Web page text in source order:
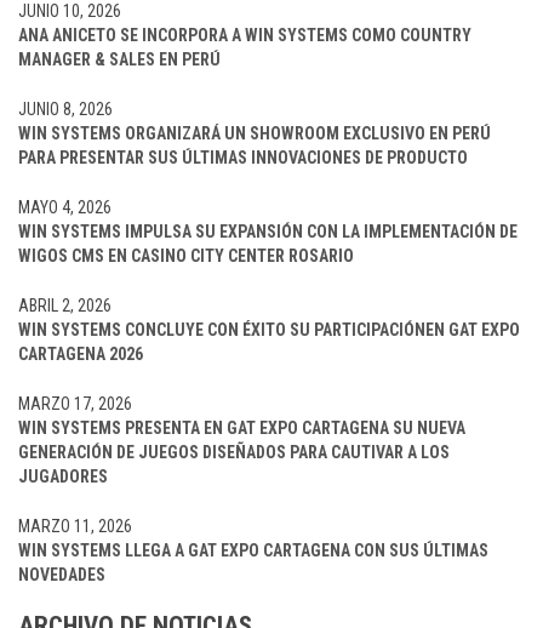
ANA ANICETO SE INCORPORA A WIN SYSTEMS COMO COUNTRY
MANAGER & SALES EN PERÚ
JUNIO 10, 2026
WIN SYSTEMS ORGANIZARÁ UN SHOWROOM EXCLUSIVO EN PERÚ
PARA PRESENTAR SUS ÚLTIMAS INNOVACIONES DE PRODUCTO
JUNIO 8, 2026
WIN SYSTEMS IMPULSA SU EXPANSIÓN CON LA IMPLEMENTACIÓN DE
WIGOS CMS EN CASINO CITY CENTER ROSARIO
MAYO 4, 2026
WIN SYSTEMS CONCLUYE CON ÉXITO SU PARTICIPACIÓNEN GAT EXPO
CARTAGENA 2026
ABRIL 2, 2026
WIN SYSTEMS PRESENTA EN GAT EXPO CARTAGENA SU NUEVA
GENERACIÓN DE JUEGOS DISEÑADOS PARA CAUTIVAR A LOS
JUGADORES
MARZO 17, 2026
WIN SYSTEMS LLEGA A GAT EXPO CARTAGENA CON SUS ÚLTIMAS
NOVEDADES
MARZO 11, 2026